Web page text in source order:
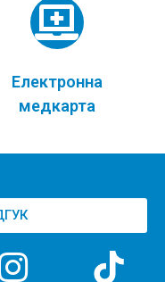
Електронна
медкарта